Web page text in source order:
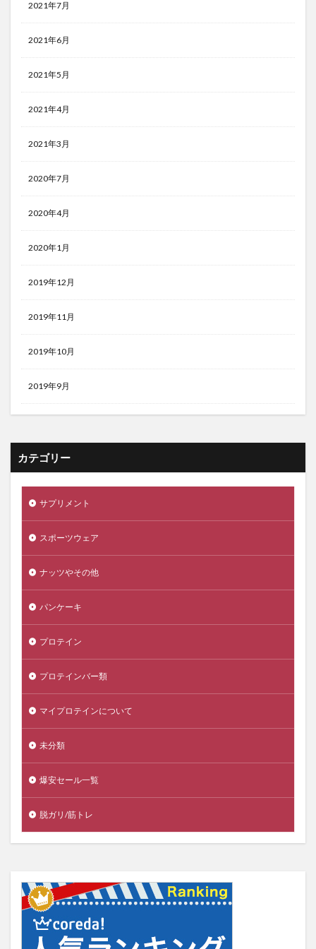
2021年7月
2021年6月
2021年5月
2021年4月
2021年3月
2020年7月
2020年4月
2020年1月
2019年12月
2019年11月
2019年10月
2019年9月
カテゴリー
サプリメント
スポーツウェア
ナッツやその他
パンケーキ
プロテイン
プロテインバー類
マイプロテインについて
未分類
爆安セール一覧
脱ガリ/筋トレ